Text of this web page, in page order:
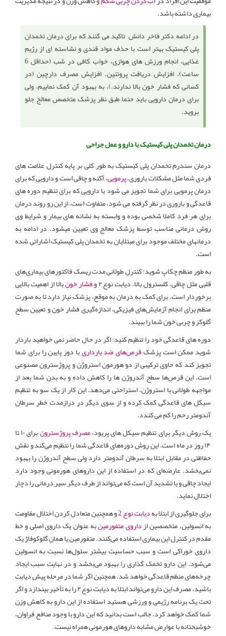
بیماری داشته باشد.
در ادامه دکتر فاخر دانش تاکید می کنند که برای درمان تخمدان
پلی کیستیک بهتر است با حذف مواد قندی و نشاسته ای از رژیم
غذایی، انجام ورزش های هوازی، خواب کافی در شب (حداقل 6
ساعت)، افزایش دریافت پروتئین، افزایش مصرف دارچین (در
کسانی که فشار خون بالا ندارند.)، به بهبود آن کمک نماییم، ولی
برای درمان دارویی باید حتما طبق نظر پزشک متخصص معالج جلو
بروید.
درمان تخمدان پلی کیستیک با دارو و عمل جراحی
درمان سندرم تخمدان پلی کیستیک به طور کلی بر پایه کنترل علامت های
فردی شما مثل مشکلات باروری،پرمویی، آکنه و چاقی است و دارویی که برای
درمان پرمویی برای شما تجویز می شود با دارویی که برای تنظیم دوره های
قاعدگی و باروری در نظر گرفته می شود، متفاوت است، از این رو روند درمان
برای هر فرد کاملا شخصی بوده و وابسته به نشانه های بیمار و شرایط وی
روش درمانی مناسب توسط پزشک معالج وی تعیین میشود. در ادامه به
درمانهای مختلف موجود برای مبتلایان به تخمدان پلی کیستیک اشاراتی شده
است.
به طور منظم چکاپ شوید: کنترل طولانی مدت ریسک فاکتورهای بیماری‌های
قلبی مثل چاقی، کلسترول بالا، دیابت نوع ۲ و
فشار خونبالا از اهمیت بالایی
برخوردار است. برای کمک به درمان به موقع، پزشک نیاز دارد تا به صورت
منظم برای انجام آزمایش‌های فیزیکی، اندازه‌گیری فشار خون و تعیین سطح
گلوکز و چربی خون شما را ببیند.
دوره های قاعدگی خود را تنظیم کنید: اگر در حال حاضر نمی خواهید باردار
شوید ممکن است پزشکقرص‌های ضد بارداریبا دوز پایین را برای شما
تجویز کند که حاوی ترکیبی از دو هورمون استروژن و پروژسترون مصنوعی
است. این قرص‌ها سطح آندروژن ها را کاهش داده و به بدن شما بعد از
مواجهه طولانی با استروژن، استراحتی می‌دهد. این کار از یک سو به تنظیم
سیکل های قاعدگی کمک کرده و از سوی دیگر در درازمدت خطر سرطان
آندومتر رحم را کم می کندد.
یک روش دیگر برای تنظیم سیکل های پریود،مصرف پروژسترون
برای ۱۰ تا
۱۴ روز در ماه است. این روش دوره‌های قاعدگی شما را تنظیم می‌کند و نقش
حفاظتی در مقابل ابتلا به سرطان آندومتر دارد ولی سطح آندروژن را بهبود
نمی‌بخشد. عارضه‌ای که در استفاده از این داروهای هورمونی وجود دارد
ایجاد چاقی و یا تشدید آن است که می‌تواند از طرف دیگر سیر درمانی را دچار
اختلال نماید.
برای جلوگیری از ابتلا بهدیابت نوع 2 و همچنین متعادل کردن اختلال مقاومت
به انسولین، متخصصین ازداروی متفورمینبه عنوان یک داروی اصلی و خط
مقدم در کنترل این بیماری استفاده می‌کنند. متفورمین یا همان گلوکوفاژ یک
داروی خوراکی است و سبب حساسیت بیشتر سلول‌ها نسبت به انسولین
می‌شود. این دارو تخمک گذاری را بهبود می‌بخشد و در نهایت سبب ایجاد
چرخه‌های منظم قاعدگی خواهد شد. همچنین اگر شما در مرحله پیش دیابت
باشید، مصرف این دارو می‌تواند ابتلا به دیابت نوع ۲ را به تأخیر بیندازد و اگر
تحت یک برنامه رژیمی و ورزشی هستید استفاده از این دارو به کاهش وزن
شما کمک خواهد کرد. جالب است بدانید که این دارو با وجود منافع فراوان،
خوشبختانه با عوارض مشابه داروهای هورمونی همراه نیست.